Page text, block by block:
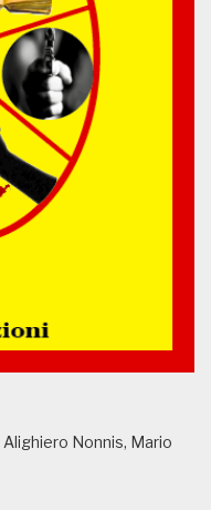
Nonnis, Mario